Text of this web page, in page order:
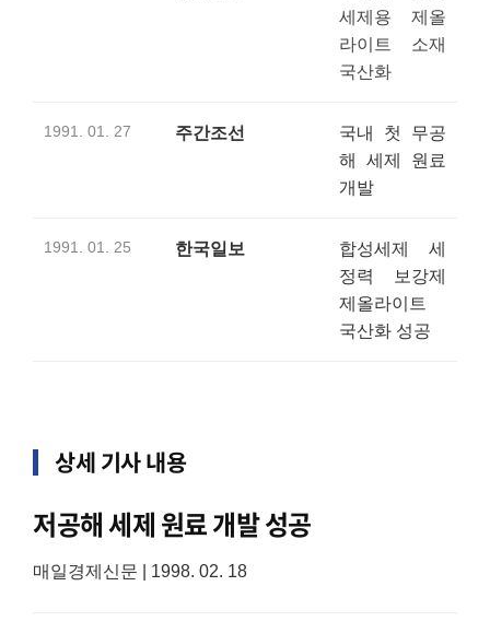
세제용 제올
라이트 소재
국산화
1991. 01. 27 주간조선
국내 첫 무공
해 세제 원료
개발
1991. 01. 25 한국일보
합성세제 세
정력 보강제
제올라이트
국산화 성공
상세 기사 내용
저공해 세제 원료 개발 성공
매일경제신문 | 1998. 02. 18